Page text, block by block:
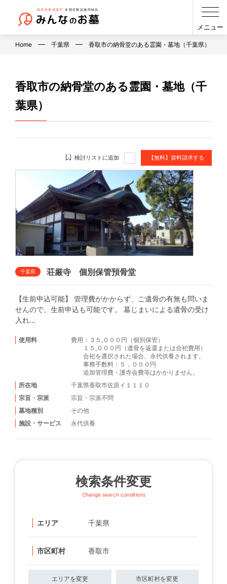
メニュー
Home 千葉県 香取市の納骨堂のある霊園・墓地（千葉県）
香取市の納骨堂のある霊園・墓地（千
葉県）
検討リストに追加 【無料】資料請求する
千葉県 荘厳寺 個別保管預骨堂
【生前申込可能】 管理費がかからず、ご遺骨の有無も問いま
せんので、生前申込も可能です。 墓じまいによる遺骨の受け
入れ...
使用料
費用：３５,０００円（個別保管）
１５,０００円（遺骨を返還または合祀費用）
合祀を選択された場合、永代供養されます。
事務手数料：５，０００円
追加管理費・護寺会費等はかかりません。
所在地
千葉県香取市佐原イ１１１０
宗旨・宗派
宗旨・宗派不問
墓地種別
その他
施設・サービス
永代供養
検索条件変更
Change search conditions
エリア 千葉県
市区町村 香取市
エリアを変更 市区町村を変更